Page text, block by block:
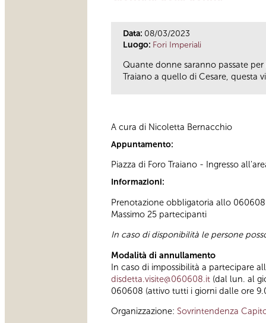
Data: 08/03/2023
Luogo: Fori Imperiali
Quante donne saranno passate
Traiano a quello di Cesare, questa
A cura di Nicoletta Bernacchio
Appuntamento:
Piazza di Foro Traiano - Ingresso
Informazioni:
Prenotazione obbligatoria allo
Massimo 25 partecipanti
In caso di disponibilità le persone
Modalità di annullamento
In caso di impossibilità a partecipare
disdetta.visite@060608.it (dal lun. al
060608 (attivo tutti i giorni dalle ore
Organizzazione: Sovrintendenza